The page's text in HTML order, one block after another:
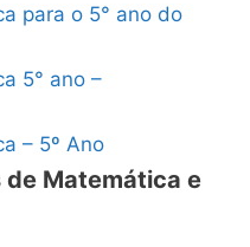
para o 5° ano do
5° ano –
– 5º Ano
Matemática e